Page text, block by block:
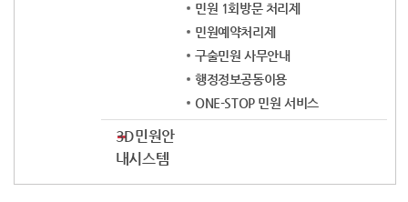
민원 1회방문 처리제
민원예약처리제
구술민원 사무안내
행정정보공동이용
ONE-STOP 민원 서비스
3D민원안
내시스템